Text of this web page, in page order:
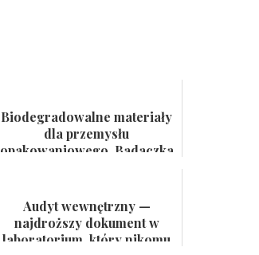
Biodegradowalne materiały
dla przemysłu
opakowaniowego. Badaczka
Audyt wewnętrzny —
najdroższy dokument w
laboratorium, który nikomu